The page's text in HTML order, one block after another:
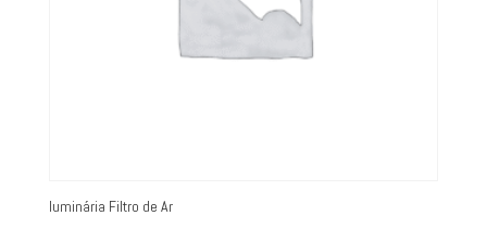
luminária Filtro de Ar